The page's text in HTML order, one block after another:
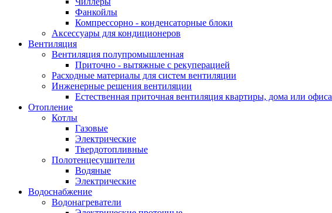
Фанкойлы
Компрессорно - конденсаторные блоки
Аксессуары для кондиционеров
Вентиляция
Вентиляция полупромышленная
Приточно - вытяжные с рекуперацией
Расходные материалы для систем вентиляции
Инженерные решения вентиляции
Естественная приточная вентиляция квартиры, дома или офиса
Отопление
Котлы
Газовые
Электрические
Твердотопливные
Полотенцесушители
Водяные
Электрические
Водоснабжение
Водонагреватели